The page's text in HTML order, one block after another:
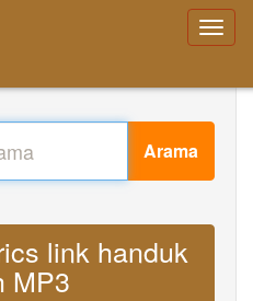
Arama
link handuk
MP3